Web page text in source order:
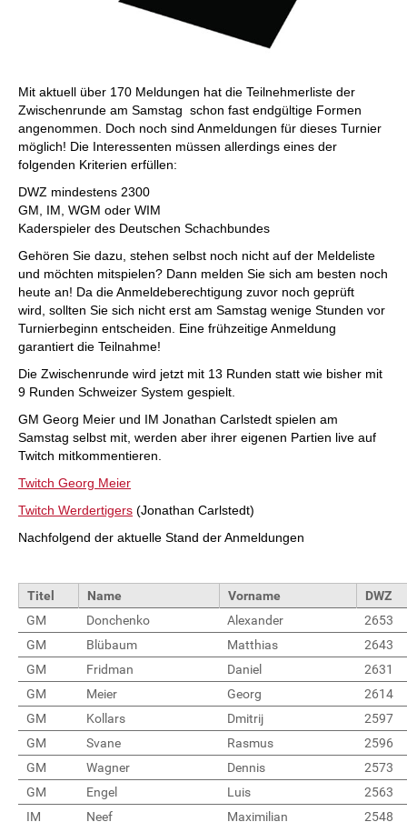
Mit aktuell über 170 Meldungen hat die Teilnehmerliste der
Zwischenrunde am Samstag schon fast endgültige Formen
angenommen. Doch noch sind Anmeldungen für dieses Turnier
möglich! Die Interessenten müssen allerdings eines der
folgenden Kriterien erfüllen:
DWZ mindestens 2300
GM, IM, WGM oder WIM
Kaderspieler des Deutschen Schachbundes
Gehören Sie dazu, stehen selbst noch nicht auf der Meldeliste
und möchten mitspielen? Dann melden Sie sich am besten noch
heute an! Da die Anmeldeberechtigung zuvor noch geprüft
wird, sollten Sie sich nicht erst am Samstag wenige Stunden vor
Turnierbeginn entscheiden. Eine frühzeitige Anmeldung
garantiert die Teilnahme!
Die Zwischenrunde wird jetzt mit 13 Runden statt wie bisher mit
9 Runden Schweizer System gespielt.
GM Georg Meier und IM Jonathan Carlstedt spielen am
Samstag selbst mit, werden aber ihrer eigenen Partien live auf
Twitch mitkommentieren.
Twitch Georg Meier
Twitch Werdertigers (Jonathan Carlstedt)
Nachfolgend der aktuelle Stand der Anmeldungen
Titel Name Vorname
DWZ
GM
Donchenko Alexander
2653
GM
Blübaum Matthias
2643
GM
Fridman Daniel
2631
GM
Meier Georg
2614
GM
Kollars Dmitrij
2597
GM
Svane Rasmus
2596
GM
Wagner Dennis
2573
GM
Engel Luis
2563
IM
Neef Maximilian 2548